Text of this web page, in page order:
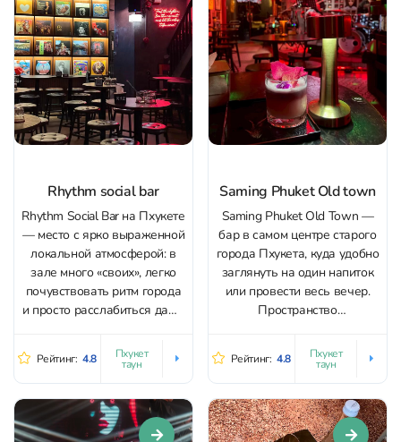
Rhythm social bar
Rhythm Social Bar на Пхукете
— место с ярко выраженной
локальной атмосферой: в
зале много «своих», легко
почувствовать ритм города
и просто расслабиться даже
Пространство продумано
для вечерних встреч —
уютные зоны, возможность
разместиться наверху,
приятный свет без
Рейтинг: 4.8 Пхукет
таун
Saming Phuket Old town
Saming Phuket Old Town —
бар в самом центре старого
города Пхукета, куда удобно
заглянуть на один напиток
или провести весь вечер.
Пространство
аккуратным интерьером и
разными форматами
посадки: внутри работает
кондиционер, а снаружи
есть терраса/сад и места
Рейтинг: 4.8 Пхукет
таун